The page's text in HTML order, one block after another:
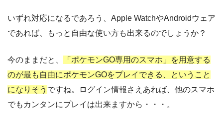
いずれ対応になるであろう、Apple WatchやAndroidウェア
であれば、もっと自由な使い方も出来るのでしょうか？
今のままだと、
「ポケモンGO専用のスマホ」を用意する
のが最も自由にポケモンGOをプレイできる、ということ
になりそう ですね。ログイン情報さえあれば、他のスマホ
でもカンタンにプレイは出来ますから・・・。